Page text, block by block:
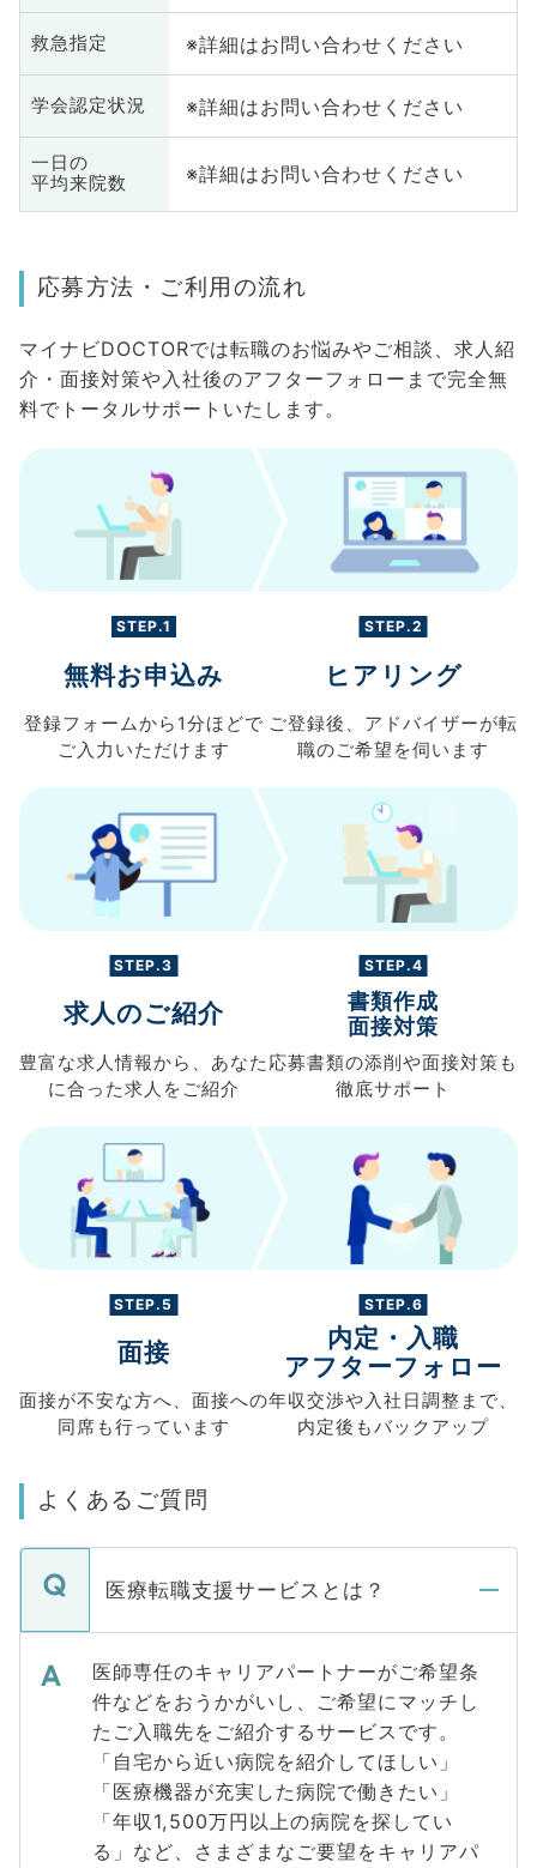
救急指定 ※詳細はお問い合わせください
学会認定状況 ※詳細はお問い合わせください
一日の
平均来院数
※詳細はお問い合わせください
応募方法・ご利用の流れ
マイナビDOCTORでは転職のお悩みやご相談、求人紹
介・面接対策や入社後のアフターフォローまで完全無
料でトータルサポートいたします。
STEP.1
無料お申込み
登録フォームから 1分ほどで
ご入力 いただけます
STEP.2
ヒアリング
ご登録後、 アドバイザーが転
職のご希望を伺います
STEP.3
求人のご紹介
豊富な求人情報から、 あなた
に合った求人を ご紹介
STEP.4
書類作成
面接対策
応募書類の添削や面接対策も
徹底サポート
STEP.5
面接
面接が不安な方へ、 面接への
同席も行っています
STEP.6
内定・入職
アフターフォロー
年収交渉や入社日調整まで、
内定後もバックアップ
よくあるご質問
医療転職支援サービスとは？
医師専任のキャリアパートナーがご希望条
件などをおうかがいし、ご希望にマッチし
たご入職先をご紹介するサービスです。
「自宅から近い病院を紹介してほしい」
「医療機器が充実した病院で働きたい」
「年収1,500万円以上の病院を探してい
る」など、さまざまなご要望をキャリアパ